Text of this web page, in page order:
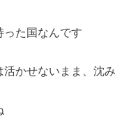
った国なんです
活かせないまま、沈み